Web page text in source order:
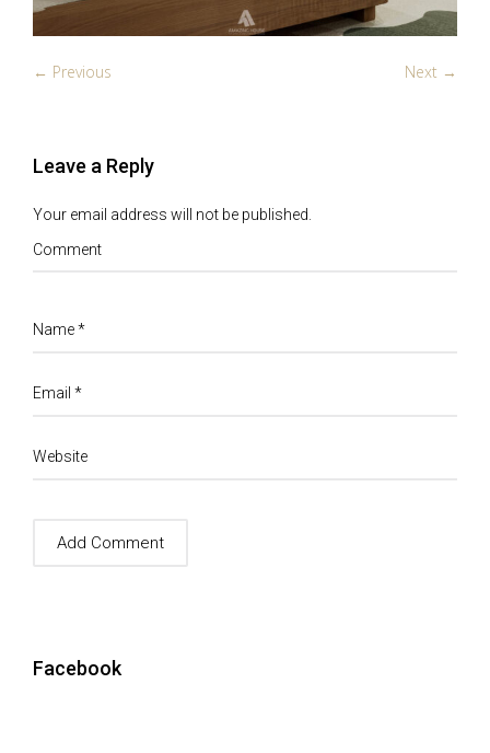
← Previous Next →
Leave a Reply
Your email address will not be published.
Comment
Name*
Email *
Website
Facebook